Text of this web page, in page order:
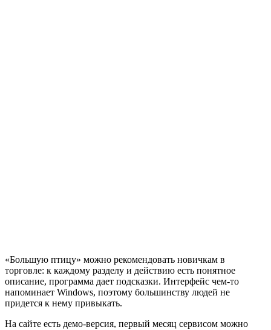
«Большую птицу» можно рекомендовать новичкам в
торговле: к каждому разделу и действию есть понятное
описание, программа дает подсказки. Интерфейс чем-то
напоминает Windows, поэтому большинству людей не
придется к нему привыкать.
На сайте есть демо-версия, первый месяц сервисом можно